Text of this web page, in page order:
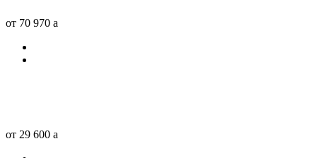
от 70 970 a
от 29 600 a